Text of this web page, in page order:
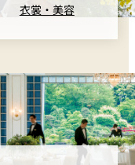
衣裳・美容